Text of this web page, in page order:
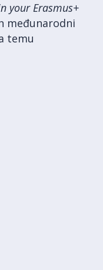
your Erasmus+
međunarodni
temu